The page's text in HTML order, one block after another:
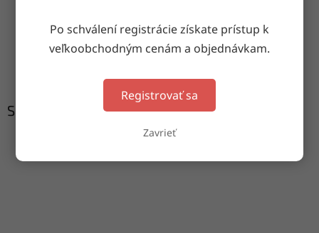
Po schválení registrácie získate prístup k
veľkoobchodným cenám a objednávkam.
Registrovať sa
Zavrieť
Garancia doručenia
Súvisiaci tovar